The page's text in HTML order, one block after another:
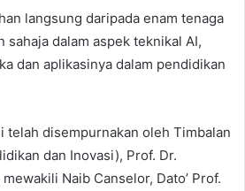
langsung daripada enam tenaga
sahaja dalam aspek teknikal AI,
dan aplikasinya dalam pendidikan
telah disempurnakan oleh Timbalan
dan Inovasi), Prof. Dr.
Naib Canselor, Dato’ Prof.